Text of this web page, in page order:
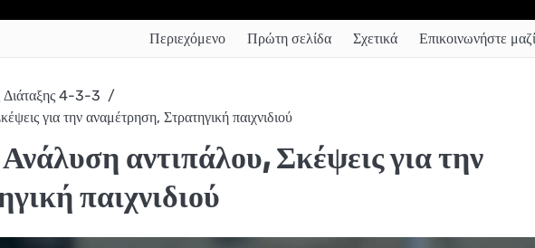
Περιεχόμενο Πρώτη σελίδα Σχετικά Επικοινωνήστε
Διάταξης 4-3-3
για την αναμέτρηση, Στρατηγική παιχνιδιού
αντιπάλου, Σκέψεις για την
παιχνιδιού